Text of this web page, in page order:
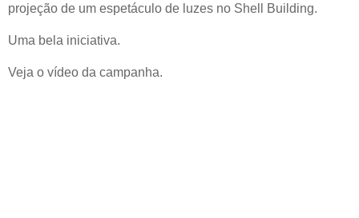
projeção de um espetáculo de luzes no Shell Building.
Uma bela iniciativa.
Veja o vídeo da campanha.